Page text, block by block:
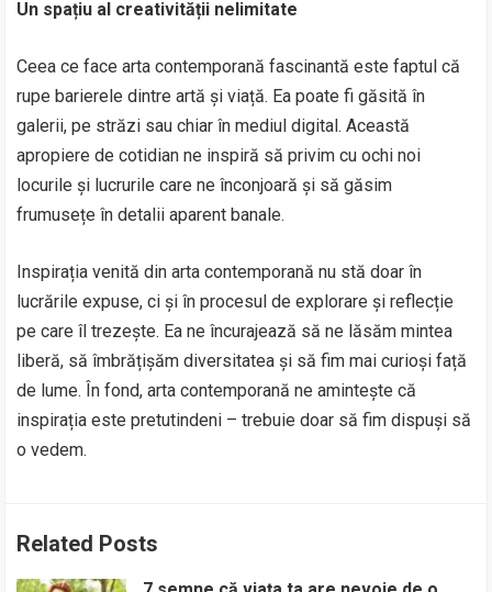
Un spațiu al creativității nelimitate
Ceea ce face arta contemporană fascinantă este faptul că
rupe barierele dintre artă și viață. Ea poate fi găsită în
galerii, pe străzi sau chiar în mediul digital. Această
apropiere de cotidian ne inspiră să privim cu ochi noi
locurile și lucrurile care ne înconjoară și să găsim
frumusețe în detalii aparent banale.
Inspirația venită din arta contemporană nu stă doar în
lucrările expuse, ci și în procesul de explorare și reflecție
pe care îl trezește. Ea ne încurajează să ne lăsăm mintea
liberă, să îmbrățișăm diversitatea și să fim mai curioși față
de lume. În fond, arta contemporană ne amintește că
inspirația este pretutindeni – trebuie doar să fim dispuși să
o vedem.
Related Posts